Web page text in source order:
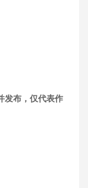
发布，仅代表作